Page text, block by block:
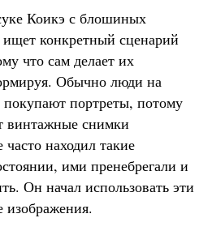
Коикэ с блошиных
конкретный сценарий
что сам делает их
Обычно люди на
портреты, потому
винтажные снимки
находил такие
ими пренебрегали и
Он начал использовать эти
изображения.